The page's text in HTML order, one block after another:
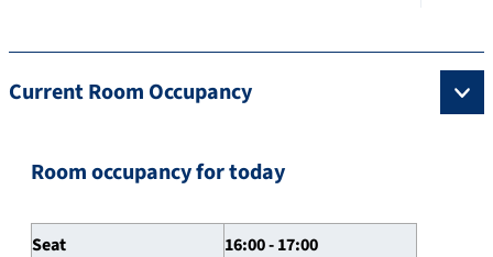
Current Room Occupancy
Room occupancy for today
Seat 16:00 - 17:00